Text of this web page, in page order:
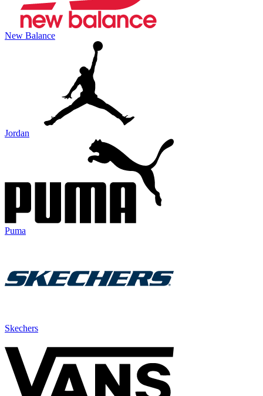
New Balance
Jordan
Puma
Skechers